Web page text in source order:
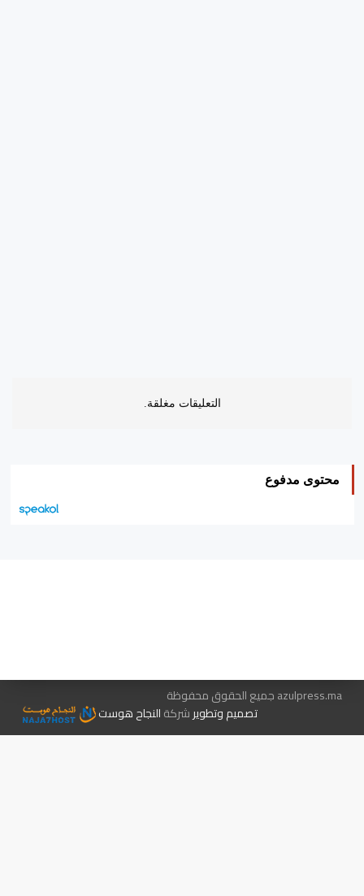
التعليقات مغلقة.
محتوى مدفوع
azulpress.ma جميع الحقوق محفوظة
تصميم وتطويرشركةالنجاح هوست